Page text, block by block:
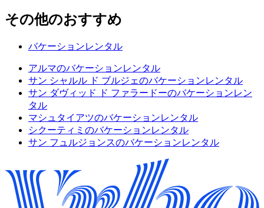
その他のおすすめ
バケーションレンタル
アルマのバケーションレンタル
サン シャルル ド ブルジェのバケーションレンタル
サン ダヴィッド ド ファラードーのバケーションレン
タル
マシュタイアツのバケーションレンタル
シクーティミのバケーションレンタル
サン フュルジョンスのバケーションレンタル